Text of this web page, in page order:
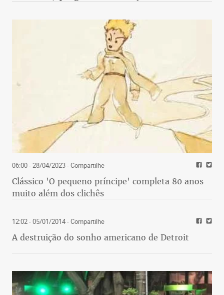
06:00 - 28/04/2023- Compartilhe
Clássico 'O pequeno príncipe' completa 80 anos
muito além dos clichês
12:02 - 05/01/2014- Compartilhe
A destruição do sonho americano de Detroit